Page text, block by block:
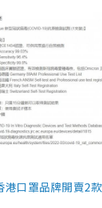
港口罩品牌開賣